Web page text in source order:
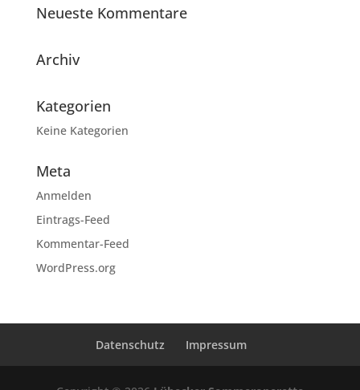
Neueste Kommentare
Archiv
Kategorien
Keine Kategorien
Meta
Anmelden
Eintrags-Feed
Kommentar-Feed
WordPress.org
Datenschutz Impressum